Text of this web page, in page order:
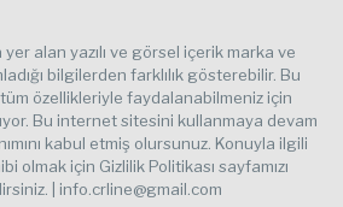
alan yazılı ve görsel içerik marka ve
bilgilerden farklılık gösterebilir. Bu
özellikleriyle faydalanabilmeniz için
Bu internet sitesini kullanmaya devam
kabul etmiş olursunuz. Konuyla ilgili
olmak için Gizlilik Politikası sayfamızı
| info.crline@gmail.com